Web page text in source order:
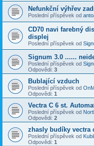
Nefunkční výhřev
Poslední příspěvek od
CD70 navi farebný
displej
Poslední příspěvek od
Signum 3.0 ......
Poslední příspěvek od
Odpovědi: 3
Bublající vzduch
Poslední příspěvek od
Odpovědi: 1
Vectra C 6 st.
Poslední příspěvek od
Odpovědi: 2
zhasly budíky vectra
Poslední příspěvek od
Odpovědi: 1